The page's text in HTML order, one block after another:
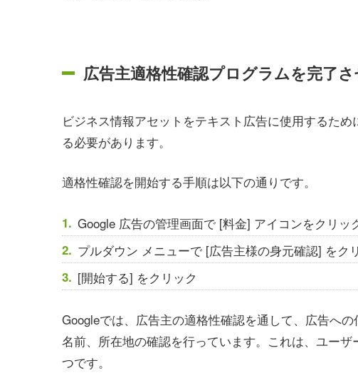
広告主適格性確認プログラムを完了
ビジネス情報アセットをテキスト広告に使用するた
る必要があります。
適格性確認を開始する手順は以下の通りです。
Google 広告の管理画面で [料金] アイコンをクリッ
プルダウン メニューで [広告主様の身元確認] をク
[開始する] をクリック
Googleでは、広告主の適格性確認を通して、広告へ
名前、所在地の確認を行っています。これは、ユー
つです。